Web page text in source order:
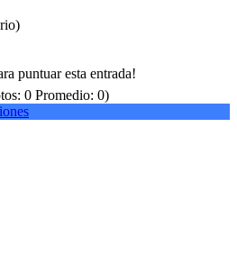
puntuar esta entrada!
0Promedio: 0)